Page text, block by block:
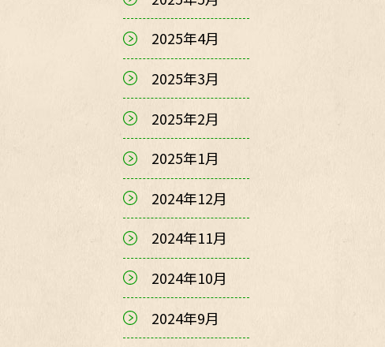
2025年4月
2025年3月
2025年2月
2025年1月
2024年12月
2024年11月
2024年10月
2024年9月